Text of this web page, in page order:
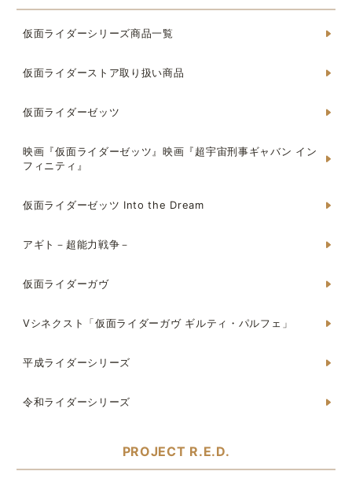
仮面ライダーシリーズ商品一覧
仮面ライダーストア取り扱い商品
仮面ライダーゼッツ
映画『仮面ライダーゼッツ』映画『超宇宙刑事ギャバン イン
フィニティ』
仮面ライダーゼッツ Into the Dream
アギト－超能力戦争－
仮面ライダーガヴ
Vシネクスト「仮面ライダーガヴ ギルティ・パルフェ」
平成ライダーシリーズ
令和ライダーシリーズ
PROJECT R.E.D.